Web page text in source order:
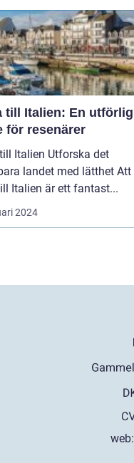
till Italien: En utförlig
för resenärer
Utforska det
landet med lätthet Att
Italien är ett fantast...
2024
web: